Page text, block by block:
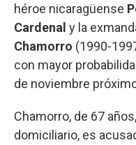
héroe nicaragüense
Cardenal y la
Chamorro (1990-
con mayor
de noviembre
Chamorro, de 67
domiciliario, es